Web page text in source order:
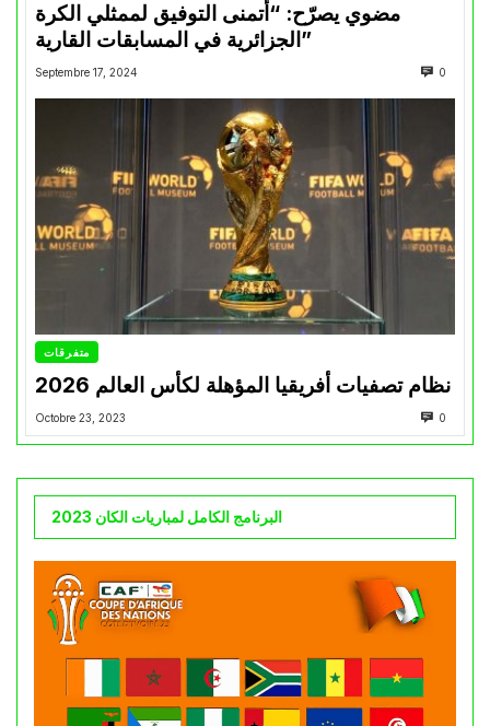
مضوي يصرّح: “أتمنى التوفيق لممثلي الكرة
الجزائرية في المسابقات القارية”
Septembre 17, 2024 0
متفرقات
نظام تصفيات أفريقيا المؤهلة لكأس العالم 2026
Octobre 23, 2023 0
البرنامج الكامل لمباريات الكان 2023